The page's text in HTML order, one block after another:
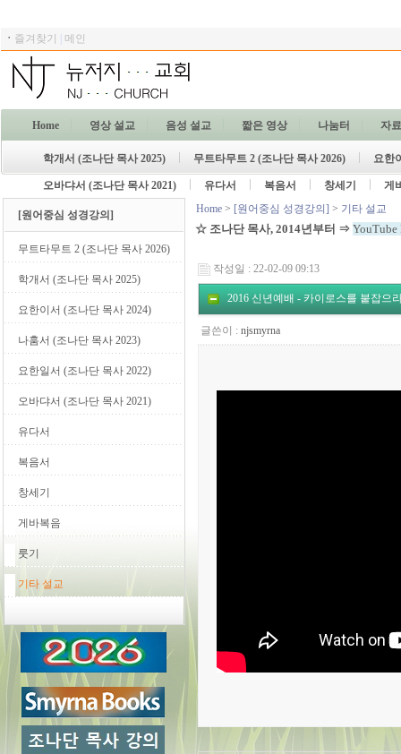
ㆍ 즐겨찾기 메인
Home 영상 설교 음성 설교 짧은 영상 나눔터 자
학개서 (조나단 목사 2025) 무트타무트 2 (조나단 목사 2026) 요한
오바댜서 (조나단 목사 2021) 유다서 복음서 창세기 게
[원어중심 성경강의]
무트타무트 2 (조나단 목사 2026)
학개서 (조나단 목사 2025)
요한이서 (조나단 목사 2024)
나훔서 (조나단 목사 2023)
요한일서 (조나단 목사 2022)
오바댜서 (조나단 목사 2021)
유다서
복음서
창세기
게바복음
룻기
기타 설교
Home > [원어중심 성경강의] > 기타 설교
☆ 조나단 목사, 2014년부터 ⇒ YouTube
작성일 : 22-02-09 09:13
2016 신년예배 - 카이로스를 붙잡으
글쓴이 : njsmyrna